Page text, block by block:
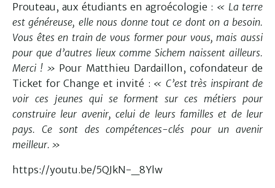
Prouteau, aux étudiants en agroécologie : « La terre
est généreuse, elle nous donne tout ce dont on a besoin.
Vous êtes en train de vous former pour vous, mais aussi
pour que d’autres lieux comme Sichem naissent ailleurs.
Merci ! » Pour Matthieu Dardaillon, cofondateur de
Ticket for Change et invité : « C’est très inspirant de
voir ces jeunes qui se forment sur ces métiers pour
construire leur avenir, celui de leurs familles et de leur
pays. Ce sont des compétences-clés pour un avenir
meilleur. »
https://youtu.be/5QJkN-_8Ylw